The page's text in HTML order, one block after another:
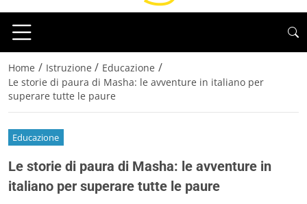
Home / Istruzione / Educazione /
Le storie di paura di Masha: le avventure in italiano per
superare tutte le paure
Educazione
Le storie di paura di Masha: le avventure in
italiano per superare tutte le paure